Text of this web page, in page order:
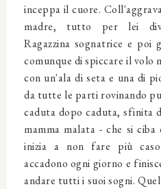
inceppa il cuore.
madre, tutto per lei
Ragazzina sognatrice e poi
comunque di spiccare il volo
con un'ala di seta e una di
da tutte le parti rovinando
caduta dopo caduta, sfinita
mamma malata - che si
inizia a non fare più
accadono ogni giorno e
andare tutti i suoi sogni.